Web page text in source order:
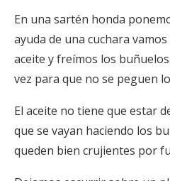
En una sartén honda
ayuda de una cuchara
aceite y freímos los
vez para que no se peguen
El aceite no tiene que estar
que se vayan haciendo los
queden bien crujientes por